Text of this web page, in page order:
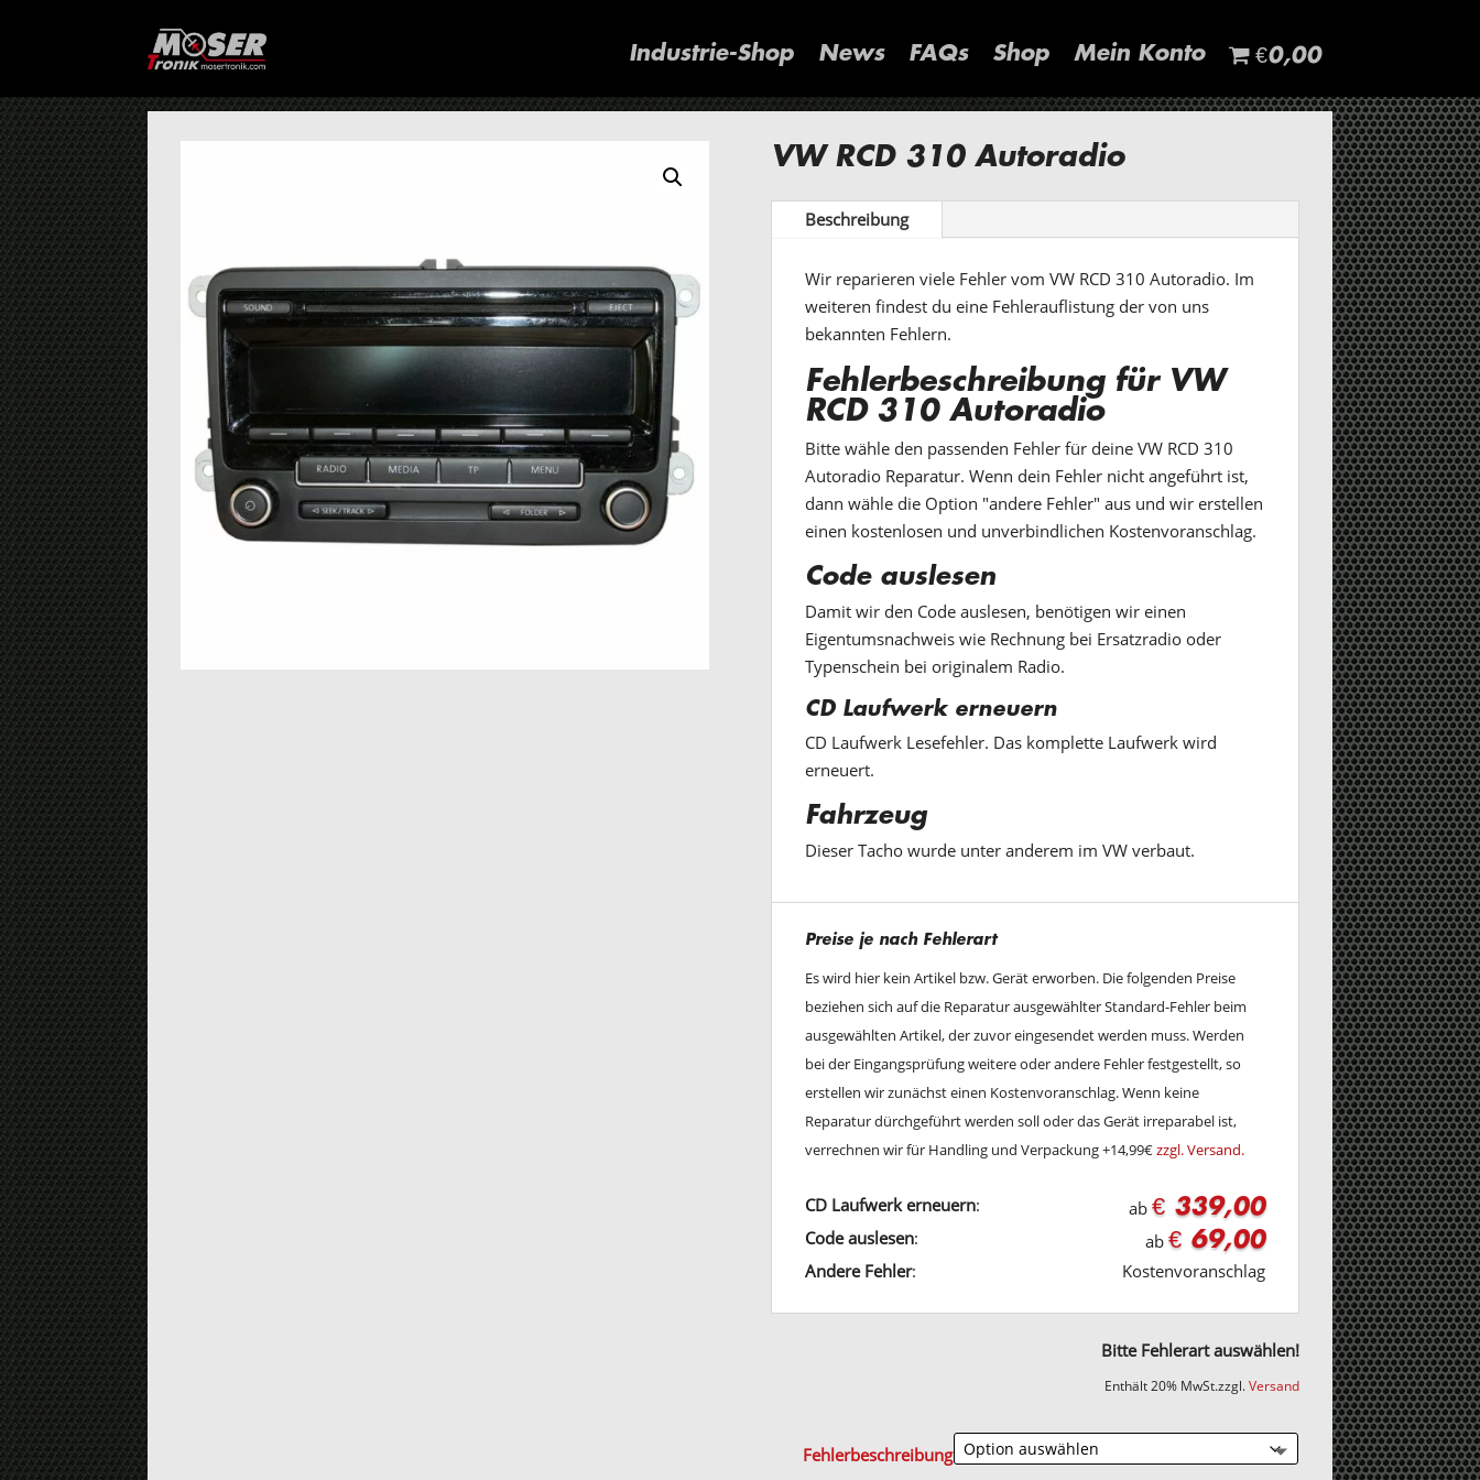
Industrie-Shop News FAQs Shop Mein Konto €0,00
VW RCD 310 Autoradio
Beschreibung
Wir reparieren viele Fehler vom VW RCD 310 Autoradio. Im
weiteren findest du eine Fehlerauflistung der von uns
bekannten Fehlern.
Fehlerbeschreibung für VW
RCD 310 Autoradio
Bitte wähle den passenden Fehler für deine VW RCD 310
Autoradio Reparatur. Wenn dein Fehler nicht angeführt ist,
dann wähle die Option "andere Fehler" aus und wir erstellen
einen kostenlosen und unverbindlichen Kostenvoranschlag.
Code auslesen
Damit wir den Code auslesen, benötigen wir einen
Eigentumsnachweis wie Rechnung bei Ersatzradio oder
Typenschein bei originalem Radio.
CD Laufwerk erneuern
CD Laufwerk Lesefehler. Das komplette Laufwerk wird
erneuert.
Fahrzeug
Dieser Tacho wurde unter anderem im VW verbaut.
Preise je nach Fehlerart
Es wird hier kein Artikel bzw. Gerät erworben. Die folgenden Preise
beziehen sich auf die Reparatur ausgewählter Standard-Fehler beim
ausgewählten Artikel, der zuvor eingesendet werden muss. Werden
bei der Eingangsprüfung weitere oder andere Fehler festgestellt, so
erstellen wir zunächst einen Kostenvoranschlag. Wenn keine
Reparatur dürchgeführt werden soll oder das Gerät irreparabel ist,
verrechnen wir für Handling und Verpackung +14,99€zzgl. Versand.
CD Laufwerk erneuern: ab € 339,00
Code auslesen: ab € 69,00
Andere Fehler: Kostenvoranschlag
Bitte Fehlerart auswählen!
Enthält 20% MwSt.zzgl.Versand
Fehlerbeschreibung